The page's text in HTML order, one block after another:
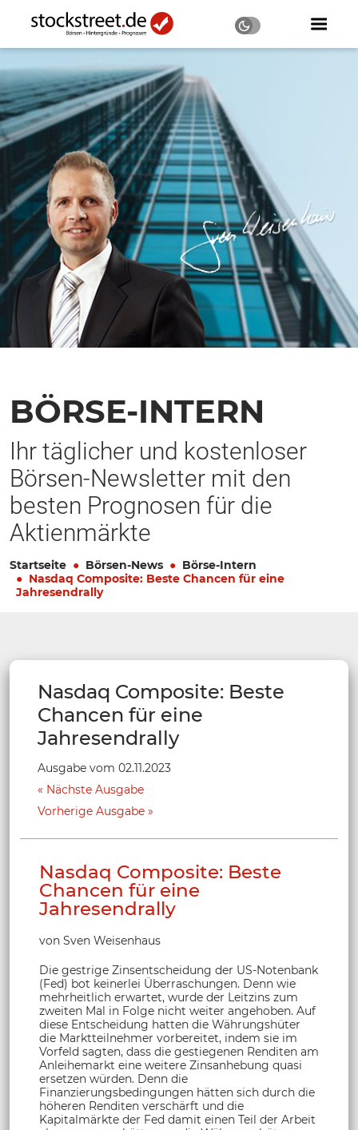
BÖRSE-INTERN
Ihr täglicher und kostenloser
Börsen-Newsletter mit den
besten Prognosen für die
Aktienmärkte
Startseite Börsen-News
Börse-Intern
Nasdaq Composite: Beste Chancen für eine
Jahresendrally
Nasdaq Composite: Beste
Chancen für eine
Jahresendrally
Ausgabe vom 02.11.2023
Nächste Ausgabe
Vorherige Ausgabe
Nasdaq Composite: Beste
Chancen für eine
Jahresendrally
von Sven Weisenhaus
Die gestrige Zinsentscheidung der US-Notenbank
(Fed) bot keinerlei Überraschungen. Denn wie
mehrheitlich erwartet, wurde der Leitzins zum
zweiten Mal in Folge nicht weiter angehoben. Auf
diese Entscheidung hatten die Währungshüter
die Marktteilnehmer vorbereitet, indem sie im
Vorfeld sagten, dass die gestiegenen Renditen am
Anleihemarkt eine weitere Zinsanhebung quasi
ersetzen würden. Denn die
Finanzierungsbedingungen hätten sich durch die
höheren Renditen verschärft und die
Kapitalmärkte der Fed damit einen Teil der Arbeit